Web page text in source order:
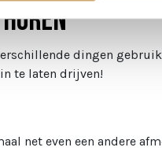
dingen
te laten drijven!
net even een andere